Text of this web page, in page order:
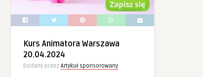
Kurs Animatora Warszawa
20.04.2024
Dodany przez Artykuł sponsorowany